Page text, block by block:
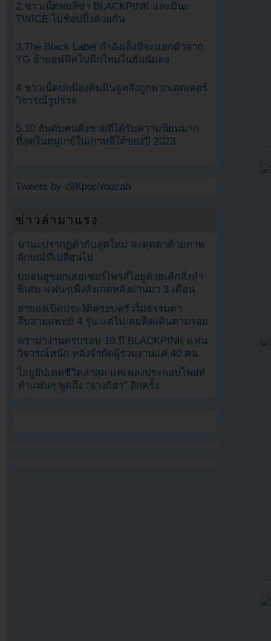
2.ชาวเน็ตพบลิซ่า BLACKPINK และมินะ
TWICE ไปช้อปปิ้งด้วยกัน
3.The Black Label กำลังเล็งที่จะแยกตัวจาก
YG ย้ายอฟฟิศไปตึกใหม่ในฮันนัมดง
4.ชาวเน็ตปกป้องคิมมินจูหลังถูกพวกเฮดเตอร์
วิจารณ์รูปร่าง
5.10 อันดับคนดังชายที่ได้รับความนิยมมาก
ที่สุดในหมู่เกย์ในเกาหลีใต้ของปี 2023
Tweets by @KpopYouzab
ข่าวล่ามาแรง
นานะปรากฏตัวกับลุคใหม่ สะดุดตาด้วยภาพ
ลักษณ์ที่เปลี่ยนไป
บยอนอูซอกเคยเซอร์ไพรส์ไอยูด้วยเค้กสั่งทำ
พิเศษ แฟนๆเพิ่งสังเกตหลังผ่านมา 3 เดือน
ฮายองเปิดประวัติครอบครัวไม่ธรรมดา
สืบสายแพทย์ 4 รุ่น แต่ไม่เคยคิดเดินตามรอย
ดราม่างานครบรอบ 10 ปี BLACKPINK แฟน
วิจารณ์หนัก หลังจำกัดผู้ร่วมงานแค่ 40 คน
ไอยูอัปเดตชีวิตล่าสุด แต่เพลงประกอบโพสต์
ทำแฟนๆ พูดถึง “จางกีฮา” อีกครั้ง